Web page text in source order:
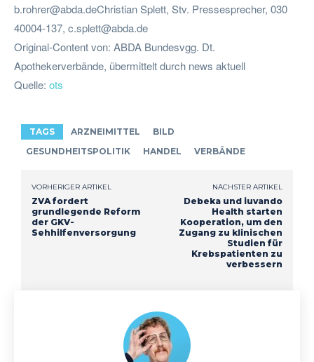
b.rohrer@abda.deChristianSplett, Stv. Pressesprecher, 030
40004-137, c.splett@abda.de
Original-Content von: ABDA Bundesvgg. Dt.
Apothekerverbände, übermittelt durch news aktuell
Quelle: ots
TAGS ARZNEIMITTEL
BILD
GESUNDHEITSPOLITIK
HANDEL VERBÄNDE
VORHERIGER ARTIKEL
ZVA fordert
grundlegende Reform
der GKV-
Sehhilfenversorgung
NÄCHSTER ARTIKEL
Debeka und iuvando
Health starten
Kooperation, um den
Zugang zu klinischen
Studien für
Krebspatienten zu
verbessern